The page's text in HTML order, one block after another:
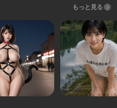
もっと見る